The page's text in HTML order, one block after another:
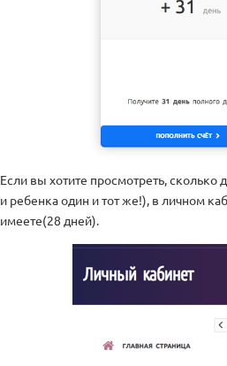
Если вы хотите просмотреть, сколько
и ребенка один и тот же!), в личном
имеете(28 дней).